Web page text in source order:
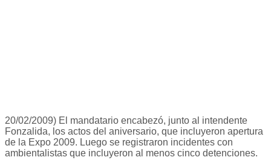
20/02/2009) El mandatario encabezó, junto al intendente
Fonzalida, los actos del aniversario, que incluyeron apertura
de la Expo 2009. Luego se registraron incidentes con
ambientalistas que incluyeron al menos cinco detenciones.